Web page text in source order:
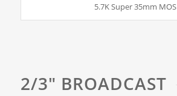
5.7K Super 35mm MOS
2/3″ BROADCAST